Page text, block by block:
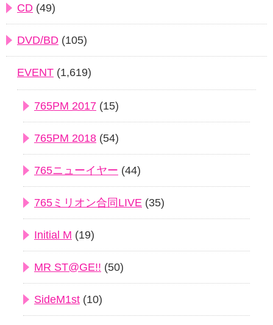
CD (49)
DVD/BD (105)
EVENT (1,619)
765PM 2017 (15)
765PM 2018 (54)
765ニューイヤー (44)
765ミリオン合同LIVE (35)
Initial M (19)
MR ST@GE!! (50)
SideM1st (10)